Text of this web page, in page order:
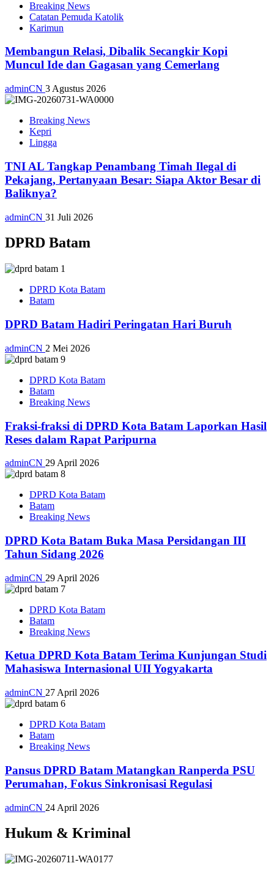
Breaking News
Catatan Pemuda Katolik
Karimun
Membangun Relasi, Dibalik Secangkir Kopi
Muncul Ide dan Gagasan yang Cemerlang
adminCN 3 Agustus 2026
Breaking News
Kepri
Lingga
TNI AL Tangkap Penambang Timah Ilegal di
Pekajang, Pertanyaan Besar: Siapa Aktor Besar di
Baliknya?
adminCN 31 Juli 2026
DPRD Batam
DPRD Kota Batam
Batam
DPRD Batam Hadiri Peringatan Hari Buruh
adminCN 2 Mei 2026
DPRD Kota Batam
Batam
Breaking News
Fraksi-fraksi di DPRD Kota Batam Laporkan Hasil
Reses dalam Rapat Paripurna
adminCN 29 April 2026
DPRD Kota Batam
Batam
Breaking News
DPRD Kota Batam Buka Masa Persidangan III
Tahun Sidang 2026
adminCN 29 April 2026
DPRD Kota Batam
Batam
Breaking News
Ketua DPRD Kota Batam Terima Kunjungan Studi
Mahasiswa Internasional UII Yogyakarta
adminCN 27 April 2026
DPRD Kota Batam
Batam
Breaking News
Pansus DPRD Batam Matangkan Ranperda PSU
Perumahan, Fokus Sinkronisasi Regulasi
adminCN 24 April 2026
Hukum & Kriminal